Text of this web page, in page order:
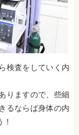
検査をしていく内
りますので、些細
るならば身体の内